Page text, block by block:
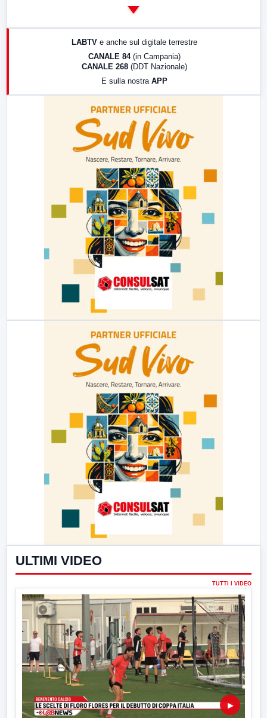
LABTV e anche sul digitale terrestre
CANALE 84 (in Campania)
CANALE 268 (DDT Nazionale)
E sulla nostra APP
ULTIMI VIDEO
TUTTI I VIDEO
▶